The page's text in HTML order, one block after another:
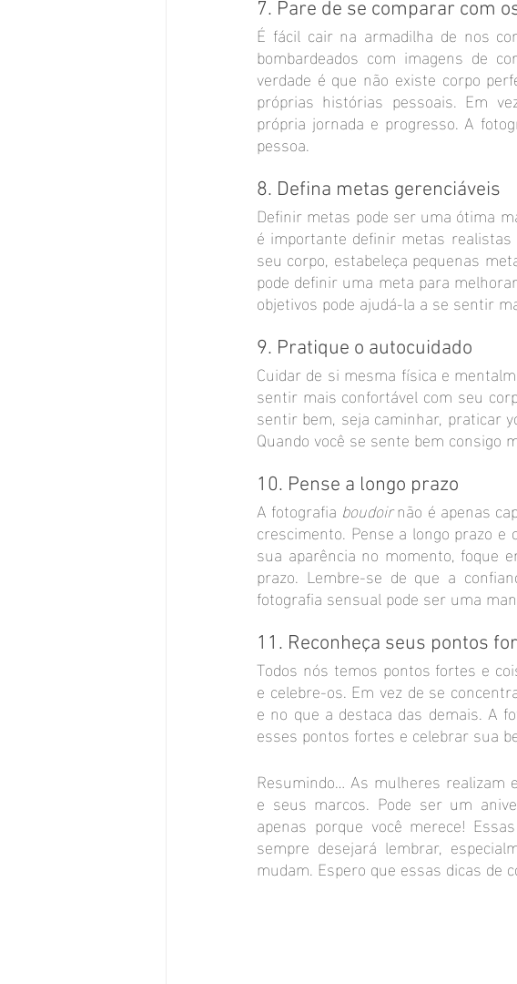
7. Pare de se comparar com
É fácil cair na armadilha de nos
bombardeados com imagens de
verdade é que não existe corpo
próprias histórias pessoais. Em
própria jornada e progresso. A
pessoa.
8. Defina metas gerenciáveis
Definir metas pode ser uma ótima
é importante definir metas
seu corpo, estabeleça pequenas
pode definir uma meta para
objetivos pode ajudá-la a se sentir
9. Pratique o autocuidado
Cuidar de si mesma física e
sentir mais confortável com seu
sentir bem, seja caminhar, praticar
Quando você se sente bem consigo
10. Pense a longo prazo
A fotografia boudoir não é apenas
crescimento. Pense a longo prazo
sua aparência no momento, foque
prazo. Lembre-se de que a
fotografia sensual pode ser uma
11. Reconheça seus pontos
Todos nós temos pontos fortes e
e celebre-os. Em vez de se
e no que a destaca das demais. A
esses pontos fortes e celebrar sua
Resumindo… As mulheres realizam
e seus marcos. Pode ser um
apenas porque você merece!
sempre desejará lembrar,
mudam. Espero que essas dicas de